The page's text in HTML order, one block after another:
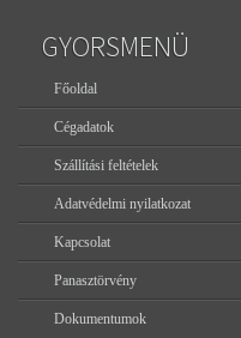
GYORSMENÜ
Főoldal
Cégadatok
Szállítási feltételek
Adatvédelmi nyilatkozat
Kapcsolat
Panasztörvény
Dokumentumok